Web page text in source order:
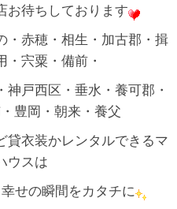
お待ちしております
・赤穂・相生・加古郡・揖
・宍粟・備前・
戸西区・垂水・養可郡・
豊岡・朝来・養父
貸衣装かレンタルできるマ
ウスは
せの瞬間をカタチに